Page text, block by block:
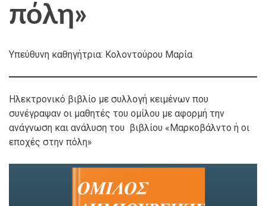
πόλη»
Υπεύθυνη καθηγήτρια: Κολοντούρου Μαρία
Ηλεκτρονικό βιβλίο με συλλογή κειμένων που
συνέγραψαν οι μαθητές του ομίλου με αφορμή την
ανάγνωση και ανάλυση του βιβλίου «Μαρκοβάλντο ή οι
εποχές στην πόλη»